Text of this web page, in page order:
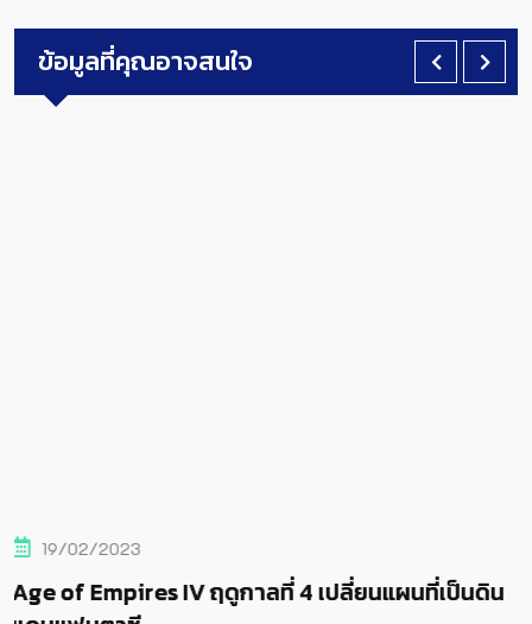
ข้อมูลที่คุณอาจสนใจ
เปลี่ยนแผนที่เป็นดิน
Age of Empires IV ฤดูกาล